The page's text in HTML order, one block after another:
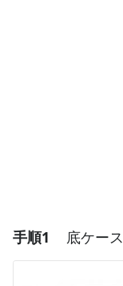
手順1 底ケース